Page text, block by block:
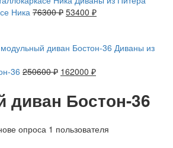
Ника 76300₽ 53400 ₽
36 250600₽ 162000 ₽
Бостон-36
опроса 1 пользователя